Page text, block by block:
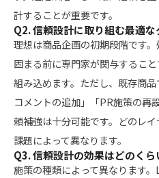
計することが重要です。
Q2. 信頼設計に取り組む最適
理想は商品企画の初期段階です
固まる前に専門家が関与するこ
組み込めます。ただし、既存商
コメントの追加」「PR施策の再
頼補強は十分可能です。どのレ
課題によって異なります。
Q3. 信頼設計の効果はどのく
施策の種類によって異なります